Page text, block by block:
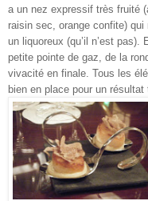
a un nez expressif très fruité
raisin sec, orange confite)
un liquoreux (qu’il n’est pas).
petite pointe de gaz, de la
vivacité en finale. Tous les
bien en place pour un résultat